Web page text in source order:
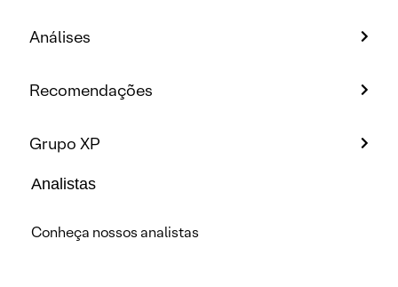
Análises
Recomendações
Grupo XP
Analistas
Conheça nossos analistas